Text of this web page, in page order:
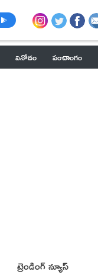
వినోదం పంచాంగం
ట్రెండింగ్ న్యూస్